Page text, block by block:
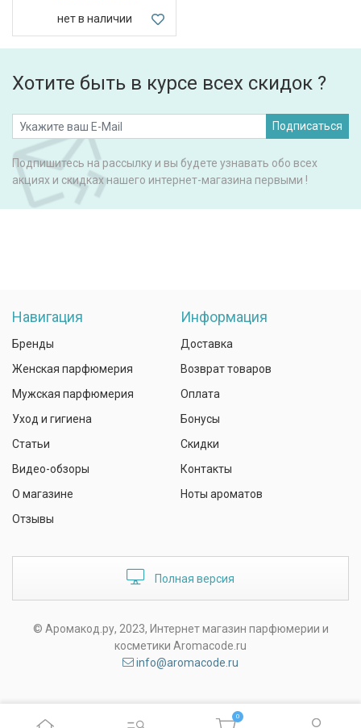
нет в наличии
Хотите быть в курсе всех скидок ?
Подписаться
Подпишитесь на рассылку и вы будете узнавать обо всех
акциях и скидках нашего интернет-магазина первыми !
Навигация
Бренды
Женская парфюмерия
Мужская парфюмерия
Уход и гигиена
Статьи
Видео-обзоры
О магазине
Отзывы
Информация
Доставка
Возврат товаров
Оплата
Бонусы
Скидки
Контакты
Ноты ароматов
Полная версия
© Аромакод.ру, 2023, Интернет магазин парфюмерии и
косметики Aromacode.ru
info@aromacode.ru
0